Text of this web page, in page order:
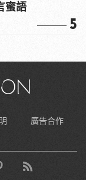
蜜語
5
廣告合作